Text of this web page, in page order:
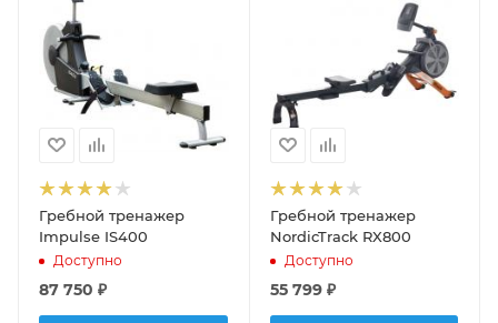
Гребной тренажер
Impulse IS400
Доступно
87 750 ₽
Гребной тренажер
NordicTrack RX800
Доступно
55 799₽